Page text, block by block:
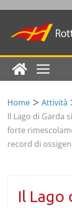
to
Home Attività
Il Lago di Garda
forte
record di
Il Lago